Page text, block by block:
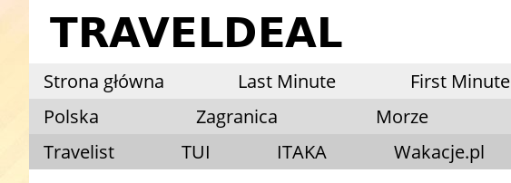
Strona główna Last Minute First Minute
Polska
Zagranica Morze
Travelist
TUI ITAKA Wakacje.pl